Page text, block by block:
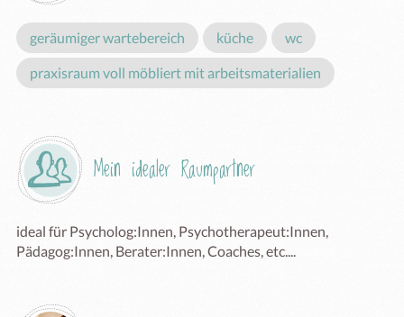
geräumiger wartebereich küche wc
praxisraum voll möbliert mit arbeitsmaterialien
Mein idealer Raumpartner
ideal für Psycholog:Innen, Psychotherapeut:Innen,
Pädagog:Innen, Berater:Innen, Coaches, etc....